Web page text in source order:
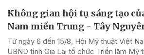
Không gian hội tụ sáng tạo
Nam miền Trung - Tây
Từ ngày 6 đến 15/8, Hội Mỹ thuật Việt
UBND tỉnh Gia Lai tổ chức Triển lãm Mỹ